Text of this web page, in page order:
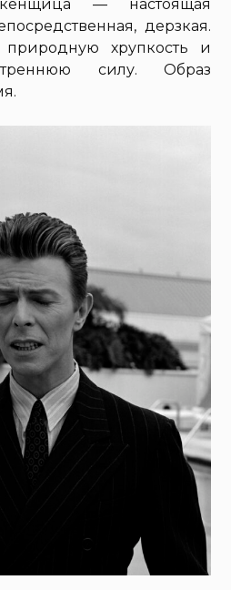
— настоящая
дерзкая.
хрупкость и
силу. Образ